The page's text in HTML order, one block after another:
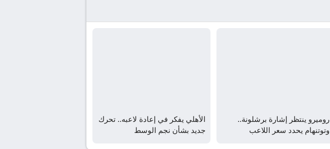
روميرو ينتظر إشارة برشلونة..
وتوتنهام يحدد سعر اللاعب
الأهلي يفكر في إعادة لاعبه.. تحرك
جديد بشأن نجم الوسط